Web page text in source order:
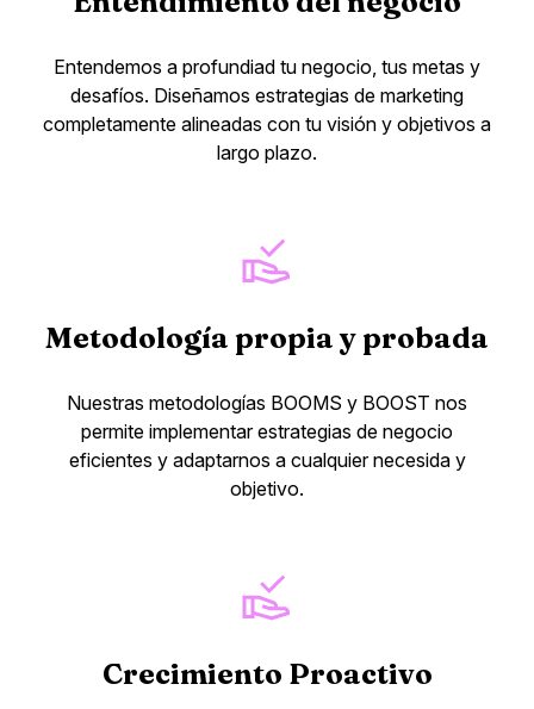
Entendemos a profundiad tu negocio, tus metas y
desafíos. Diseñamos estrategias de marketing
completamente alineadas con tu visión y objetivos a
largo plazo.
Metodología propia y probada
Nuestras metodologías BOOMS y BOOST nos
permite implementar estrategias de negocio
eficientes y adaptarnos a cualquier necesida y
objetivo.
Crecimiento Proactivo